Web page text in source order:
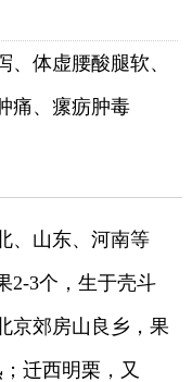
、体虚腰酸腿软、
痛、瘰疬肿毒
、山东、河南等
2-3个，生于壳斗
京郊房山良乡，果
迁西明栗，又